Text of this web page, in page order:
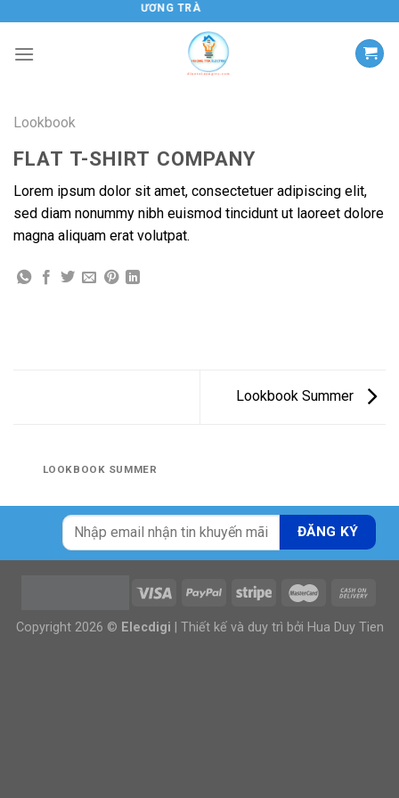
nội
ĐIỆN TỬ HƯƠNG TRÀ
Lookbook
FLAT T-SHIRT COMPANY
Lorem ipsum dolor sit amet, consectetuer adipiscing elit,
sed diam nonummy nibh euismod tincidunt ut laoreet dolore
magna aliquam erat volutpat.
Lookbook Summer
LOOKBOOK SUMMER
Copyright 2026 © Elecdigi | Thiết kế và duy trì bởi Hua Duy Tien